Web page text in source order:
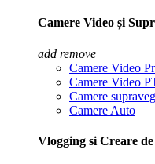
Camere Video și
add remove
Camere Video
Camere Video
Camere
Camere Auto
Vlogging si Creare